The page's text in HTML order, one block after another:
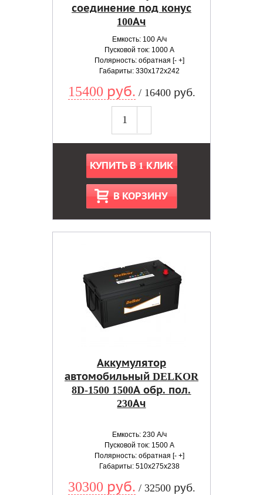
соединение под конус
100Ач
Емкость: 100 А/ч
Пусковой ток: 1000 А
Полярность: обратная [- +]
Габариты: 330x172x242
15400 руб. / 16400 руб.
КУПИТЬ В 1 КЛИК
В КОРЗИНУ
Аккумулятор
автомобильный DELKOR
8D-1500 1500А обр. пол.
230Ач
Емкость: 230 А/ч
Пусковой ток: 1500 А
Полярность: обратная [- +]
Габариты: 510x275x238
30300 руб. / 32500 руб.